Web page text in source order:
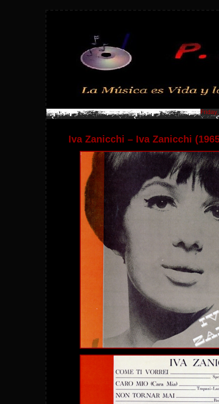
Iva Zanicchi – Iva Zanicchi